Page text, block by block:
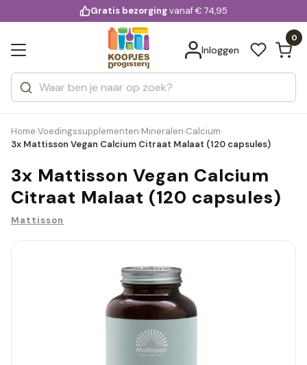
voor 20:00 uur besteld
Gratis bezorgingvanaf € 74,95
Inloggen
0
Zoeken
Categorieën
Merken
Bekijk alle resultaten
Home›Voedingssupplementen›Mineralen›Calcium›
3x Mattisson Vegan Calcium Citraat Malaat (120 capsules)
3x Mattisson Vegan Calcium
Citraat Malaat (120 capsules)
Mattisson